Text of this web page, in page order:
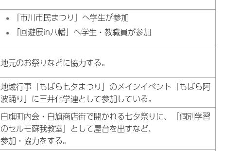
「市川市民まつり」へ学生が参加
「回遊展in八幡」へ学生・教職員が参加
地元のお祭りなどに協力する。
地域行事「もばら七夕まつり」のメインイベント「もばら阿
波踊り」に三井化学連として参加している。
白旗町内会・白旗商店街で開かれる七夕祭りに、「個別学習
のセルモ蘇我教室」として屋台を出すなど、
参加・協力をする。